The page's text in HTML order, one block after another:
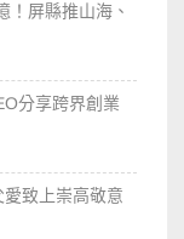
！屏縣推山海、
分享跨界創業
致上崇高敬意